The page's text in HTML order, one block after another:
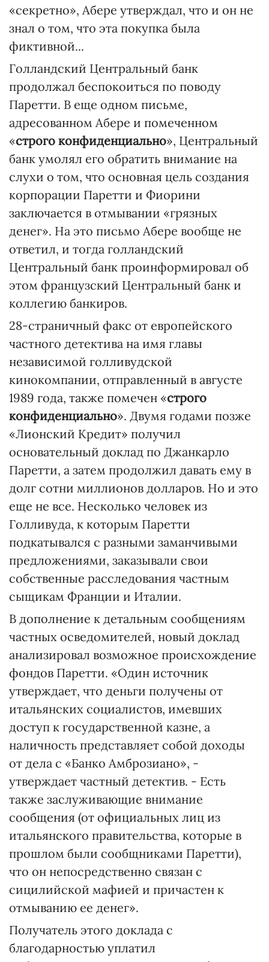
«секретно», Абере утверждал, что и он не
знал о том, что эта покупка была
фиктивной...
Голландский Центральный банк
продолжал беспокоиться по поводу
Паретти. В еще одном письме,
адресованном Абере и помеченном
«строго конфиденциально», Центральный
банк умолял его обратить внимание на
слухи о том, что основная цель создания
корпорации Паретти и Фиорини
заключается в отмывании «грязных
денег». На это письмо Абере вообще не
ответил, и тогда голландский
Центральный банк проинформировал об
этом французский Центральный банк и
коллегию банкиров.
28-страничный факс от европейского
частного детектива на имя главы
независимой голливудской
кинокомпании, отправленный в августе
1989 года, также помечен «строго
конфиденциально». Двумя годами позже
«Лионский Кредит» получил
основательный доклад по Джанкарло
Паретти, а затем продолжил давать ему в
долг сотни миллионов долларов. Но и это
еще не все. Несколько человек из
Голливуда, к которым Паретти
подкатывался с разными заманчивыми
предложениями, заказывали свои
собственные расследования частным
сыщикам Франции и Италии.
В дополнение к детальным сообщениям
частных осведомителей, новый доклад
анализировал возможное происхождение
фондов Паретти. «Один источник
утверждает, что деньги получены от
итальянских социалистов, имевших
доступ к государственной казне, а
наличность представляет собой доходы
от дела с «Банко Амброзиано», -
утверждает частный детектив. - Есть
также заслуживающие внимание
сообщения (от официальных лиц из
итальянского правительства, которые в
прошлом были сообщниками Паретти),
что он непосредственно связан с
сицилийской мафией и причастен к
отмыванию ее денег».
Получатель этого доклада с
благодарностью уплатил